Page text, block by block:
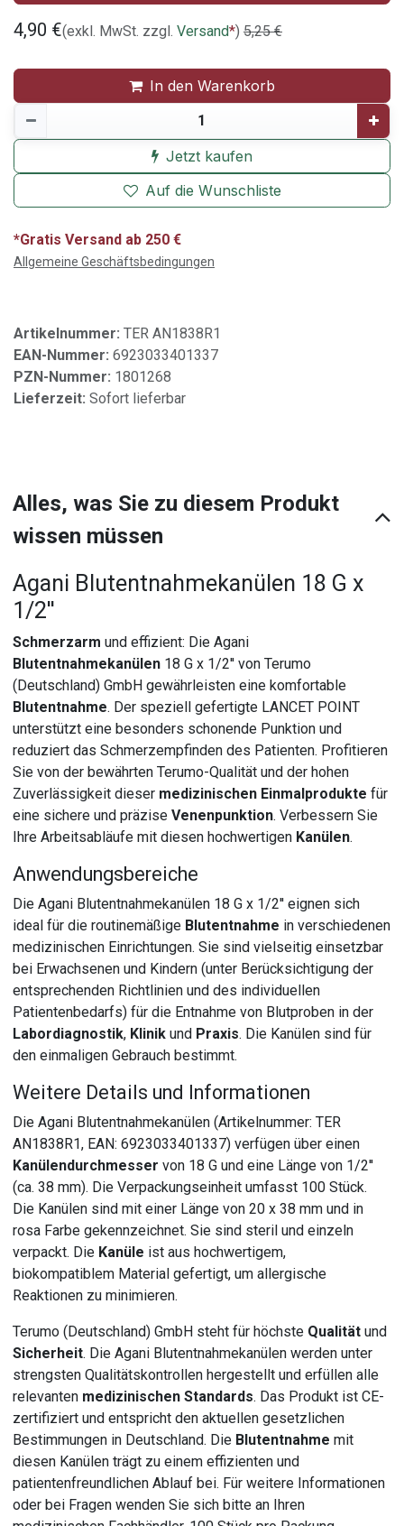
4,90 €(exkl. MwSt. zzgl. Versand*) 5,25€
In den Warenkorb
Jetzt kaufen
Auf die Wunschliste
*Gratis Versand ab 250 €
Allgemeine Geschäftsbedingungen
Artikelnummer: TER AN1838R1
EAN-Nummer: 6923033401337
PZN-Nummer: 1801268
Lieferzeit: Sofort lieferbar
Alles, was Sie zu diesem Produkt
wissen müssen
Agani Blutentnahmekanülen 18 G x
1/2''
Schmerzarm und effizient: Die Agani
Blutentnahmekanülen 18 G x 1/2'' von Terumo
(Deutschland) GmbH gewährleisten eine komfortable
Blutentnahme. Der speziell gefertigte LANCET POINT
unterstützt eine besonders schonende Punktion und
reduziert das Schmerzempfinden des Patienten. Profitieren
Sie von der bewährten Terumo-Qualität und der hohen
Zuverlässigkeit dieser medizinischen Einmalprodukte für
eine sichere und präziseVenenpunktion. Verbessern Sie
Ihre Arbeitsabläufe mit diesen hochwertigen Kanülen.
Anwendungsbereiche
Die Agani Blutentnahmekanülen 18 G x 1/2'' eignen sich
ideal für die routinemäßige Blutentnahme in verschiedenen
medizinischen Einrichtungen. Sie sind vielseitig einsetzbar
bei Erwachsenen und Kindern (unter Berücksichtigung der
entsprechenden Richtlinien und des individuellen
Patientenbedarfs) für die Entnahme von Blutproben in der
Labordiagnostik, Klinik und Praxis. Die Kanülen sind für
den einmaligen Gebrauch bestimmt.
Weitere Details und Informationen
Die Agani Blutentnahmekanülen (Artikelnummer: TER
AN1838R1, EAN: 6923033401337) verfügen über einen
Kanülendurchmesser von 18 G und eine Länge von 1/2''
(ca. 38 mm). Die Verpackungseinheit umfasst 100 Stück.
Die Kanülen sind mit einer Länge von 20 x 38 mm und in
rosa Farbe gekennzeichnet. Sie sind steril und einzeln
verpackt. Die Kanüle ist aus hochwertigem,
biokompatiblem Material gefertigt, um allergische
Reaktionen zu minimieren.
Terumo (Deutschland) GmbH steht für höchste Qualität und
Sicherheit. Die Agani Blutentnahmekanülen werden unter
strengsten Qualitätskontrollen hergestellt und erfüllen alle
relevanten medizinischen Standards. Das Produkt ist CE-
zertifiziert und entspricht den aktuellen gesetzlichen
Bestimmungen in Deutschland. Die Blutentnahme mit
diesen Kanülen trägt zu einem effizienten und
patientenfreundlichen Ablauf bei. Für weitere Informationen
oder bei Fragen wenden Sie sich bitte an Ihren